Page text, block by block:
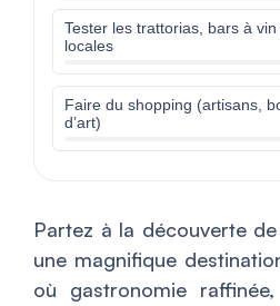
Tester les trattorias, bars à
locales
Faire du shopping (artisans,
d’art)
Partez à la découverte
une magnifique
où gastronomie